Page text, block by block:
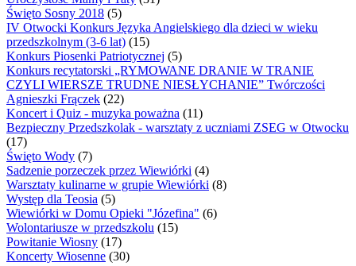
Święto Sosny 2018 (5)
IV Otwocki Konkurs Języka Angielskiego dla dzieci w wieku
przedszkolnym (3-6 lat) (15)
Konkurs Piosenki Patriotycznej (5)
Konkurs recytatorski „RYMOWANE DRANIE W TRANIE
CZYLI WIERSZE TRUDNE NIESŁYCHANIE” Twórczości
Agnieszki Frączek (22)
Koncert i Quiz - muzyka poważna (11)
Bezpieczny Przedszkolak - warsztaty z uczniami ZSEG w Otwocku
(17)
Święto Wody (7)
Sadzenie porzeczek przez Wiewiórki (4)
Warsztaty kulinarne w grupie Wiewiórki (8)
Występ dla Teosia (5)
Wiewiórki w Domu Opieki "Józefina" (6)
Wolontariusze w przedszkolu (15)
Powitanie Wiosny (17)
Koncerty Wiosenne (30)